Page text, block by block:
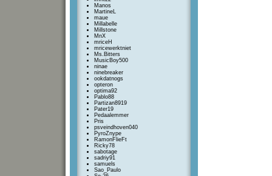
Manos
MartineL
maue
Millabelle
Millstone
MnX
mriceH
mricewerktniet
Ms.Bitters
MusicBoy500
ninae
ninebreaker
ookdatnogs
opteron
optima92
Pablo88
Partizan8919
Pater19
Pedaalemmer
Pris
psveindhoven040
PyroZnype
RamonFlieFt
Ricky78
sabotage
sadriy91
samuels
Sao_Paulo